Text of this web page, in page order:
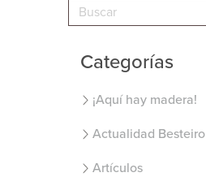
Categorías
¡Aquí hay madera!
Actualidad Besteiro
Artículos